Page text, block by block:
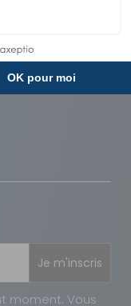
Je m'inscris
moment. Vous